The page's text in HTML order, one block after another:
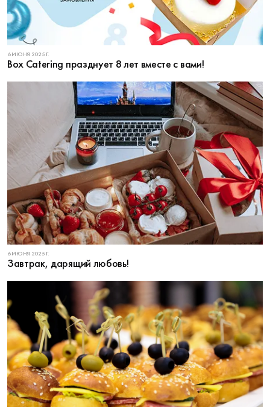
6 ИЮНЯ 2025 Г.
Box Catering празднует 8 лет вместе с вами!
6 ИЮНЯ 2025 Г.
Завтрак, дарящий любовь!